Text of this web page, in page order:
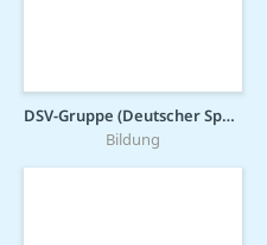
DSV-Gruppe (Deutscher Sparkassen Verlag)
Bildung